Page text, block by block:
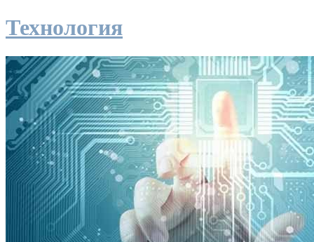
Технология